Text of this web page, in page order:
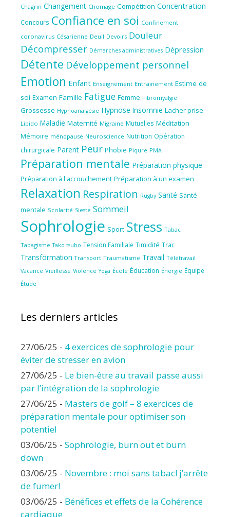
Chagrin Changement Chomage Compétition Concentration
Concours Confiance en soi Confinement
coronavirus Césarienne Deuil Devoirs Douleur
Décompresser Démarches administratives Dépression
Détente Développement personnel
Emotion Enfant Enseignement Entrainement Estime de
soi Examen Famille Fatigue Femme Fibromyalgie
Grossesse Hypnoanalgésie Hypnose Insomnie Lacher prise
Libido Maladie Maternité Migraine Mutuelles Méditation
Mémoire ménopause Neuroscience Nutrition Opération
chirurgicale Parent Peur Phobie Piqure PMA
Préparation mentale Préparation physique
Préparation à l'accouchement Préparation à un examen
Relaxation Respiration Rugby Santé Santé
mentale Scolarité Sieste Sommeil
Sophrologie Sport Stress Tabac
Tabagisme Tako tsubo Tension Familiale Timidité Trac
Transformation Transport Traumatisme Travail Télétravail
Vacance Vieillesse Violence Yoga École Éducation Énergie Équipe
Étude
Les derniers articles
27/06/25 - 4 exercices de sophrologie pour
éviter de stresser en avion
27/06/25 - Le bien-être au travail passe aussi
par l’intégration de la sophrologie
27/06/25 - Masters de golf – 8 exercices de
préparation mentale pour optimiser son
potentiel
03/06/25 - Sophrologie, burn out et burn
down
03/06/25 - Novembre : moi sans tabac! j’arrête
de fumer!
03/06/25 - Bénéfices et effets de la Cohérence
cardiaque